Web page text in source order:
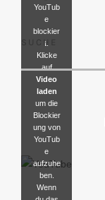
SUCHE
YouTub
e
blockier
t.
Klicke
auf
Video
laden
um die
Blockier
ung von
YouTub
e
aufzuhe
ben.
Wenn